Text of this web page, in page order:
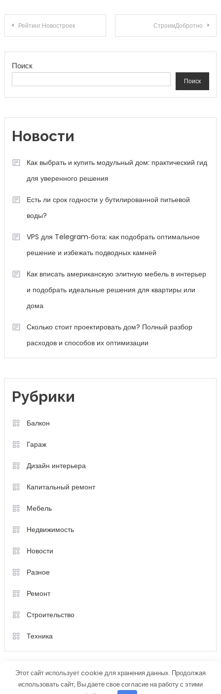
Навигация по записям
Рейтинг Новостроек СтроимДобротно
Поиск
Поиск
Новости
Как выбрать и купить модульный дом: практический гид
для уверенного решения
Есть ли срок годности у бутилированной питьевой
воды?
VPS для Telegram‑бота: как подобрать оптимальное
решение и избежать подводных камней
Как вписать американскую элитную мебель в интерьер
и подобрать идеальные решения для квартиры или
дома
Сколько стоит проектировать дом? Полный разбор
расходов и способов их оптимизации
Рубрики
Балкон
Гараж
Дизайн интерьера
Капитальный ремонт
Мебель
Недвижимость
Новости
Разное
Ремонт
Строительство
Техника
Этот сайт использует cookie для хранения данных. Продолжая
использовать сайт, Вы даете свое согласие на работу с этими